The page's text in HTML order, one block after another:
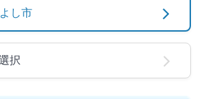
し市
択